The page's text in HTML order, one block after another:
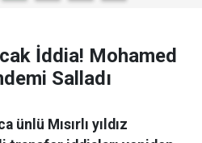
İddia! Mohamed
Salladı
ünlü Mısırlı yıldız